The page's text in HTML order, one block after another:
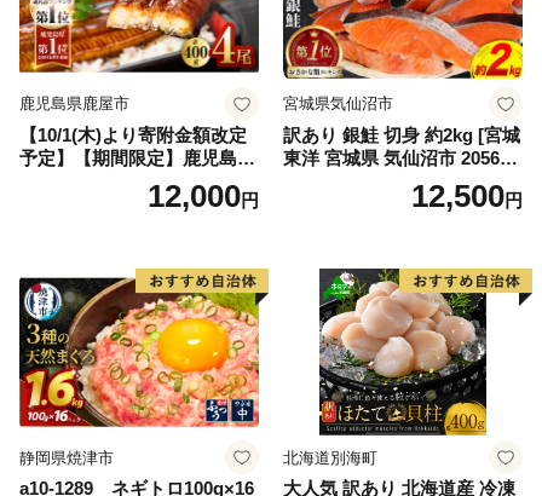
鹿児島県鹿屋市
【10/1(木)より寄附金額改定
予定】【期間限定】鹿児島県
大隅産うなぎ蒲焼4尾（400
g） KN007-02312,000円
宮城県気仙沼市
訳あり 銀鮭 切身 約2kg [宮城
東洋 宮城県 気仙沼市 205649
91] 鮭 魚介類 海鮮 訳アリ 規
格外 不揃い さけ サケ 鮭切身
切り身 魚 わけあり
12,500円
静岡県焼津市
a10-1289 ネギトロ100g×16
北海道別海町
大人気 訳あり 北海道産 冷凍